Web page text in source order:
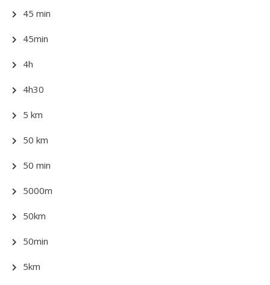
45 min
45min
4h
4h30
5 km
50 km
50 min
5000m
50km
50min
5km